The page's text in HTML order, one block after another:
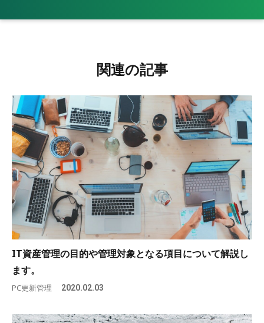
関連の記事
IT資産管理の目的や管理対象となる項目について解説し
ます。
PC更新管理 2020.02.03